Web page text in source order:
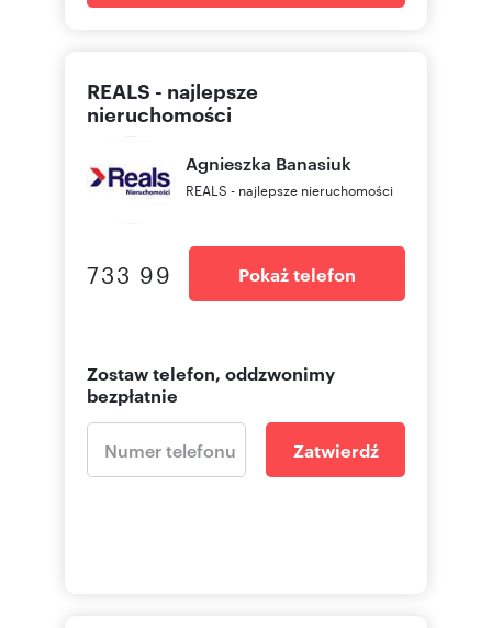
REALS - najlepsze
nieruchomości
Agnieszka Banasiuk
REALS - najlepsze nieruchomości
733 99 Pokaż telefon
Zostaw telefon, oddzwonimy
bezpłatnie
Zatwierdź